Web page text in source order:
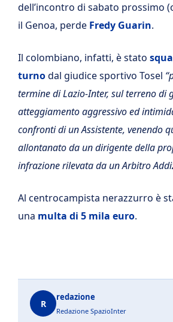
dell’incontro di sabato prossimo
il Genoa, perde Fredy Guarin.
Il colombiano, infatti, è stato
turnodal giudice sportivo Tosel
termine di Lazio-Inter, sul terreno di
atteggiamento aggressivo ed
confronti di un Assistente, venendo
allontanato da un dirigente della
infrazione rilevata da un Arbitro
Al centrocampista nerazzurro è
una multa di 5 mila euro.
R
redazione
Redazione SpazioInter